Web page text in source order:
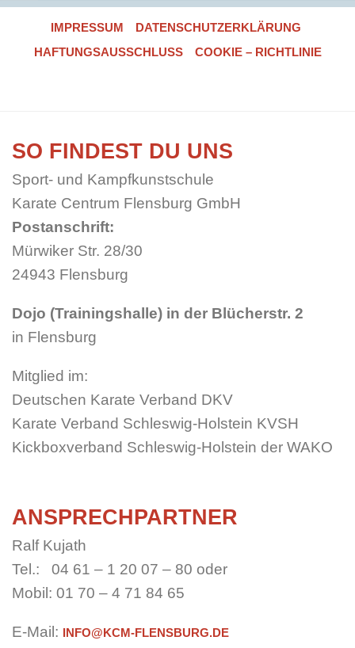
IMPRESSUM
DATENSCHUTZERKLÄRUNG
HAFTUNGSAUSSCHLUSS
COOKIE – RICHTLINIE
SO FINDEST DU UNS
Sport- und Kampfkunstschule
Karate Centrum Flensburg GmbH
Postanschrift:
Mürwiker Str. 28/30
24943 Flensburg
Dojo (Trainingshalle) in der Blücherstr. 2
in Flensburg
Mitglied im:
Deutschen Karate Verband DKV
Karate Verband Schleswig-Holstein KVSH
Kickboxverband Schleswig-Holstein der WAKO
ANSPRECHPARTNER
Ralf Kujath
Tel.: 04 61 – 1 20 07 – 80 oder
Mobil: 01 70 – 4 71 84 65
E-Mail: INFO@KCM-FLENSBURG.DE